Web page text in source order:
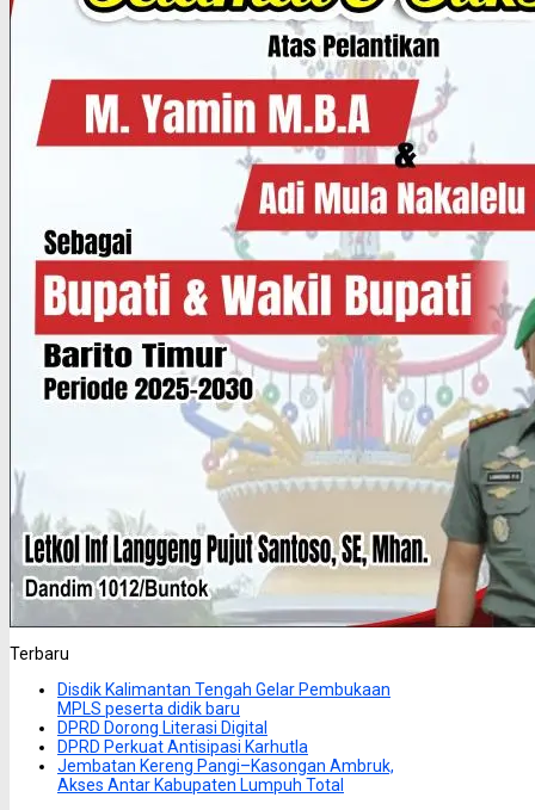
Terbaru
Disdik Kalimantan Tengah Gelar Pembukaan
MPLS peserta didik baru
DPRD Dorong Literasi Digital
DPRD Perkuat Antisipasi Karhutla
Jembatan Kereng Pangi–Kasongan Ambruk,
Akses Antar Kabupaten Lumpuh Total